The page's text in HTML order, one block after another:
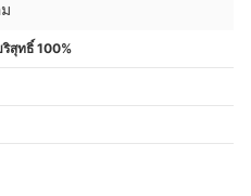
ริสุทธิ์ 100%